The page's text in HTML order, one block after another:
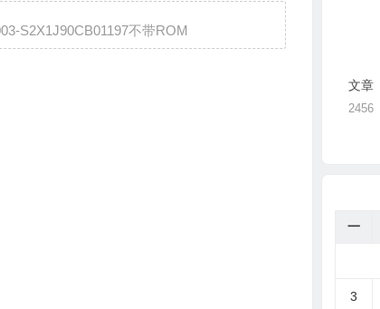
S2X1J90CB01197不带ROM
文章
2456
一
3